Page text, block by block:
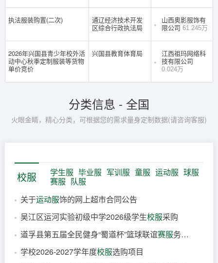
执法服装购置(二次)
通辽经济技术开发
区综合行政执法局
山西奥影服饰有
限公司 61.245万
2026年兴国县青少年校外活
动中心秋季定制服装等货物
单价竞价
兴国县教育体育局
江西祖玛网络科
技有限公司
0.024万
分类信息 - 全国
火眼金睛，精心分类，可根据您的需求量身定制数据(请咨询客服)
校服 学生服 毕业服 军训服 童服 运动服 球服
赛服 队服
关于运动服饰的网上超市合同公告
1分钟前
吴江区运河实验初级中学2026级学生校服采购
2分钟前
道孚县第五届全民健身“蜀道杯”篮球联谊赛服务项目
学校2026-2027学年度校服选购项目